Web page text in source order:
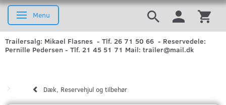
Skifte navigation
Menu
Trailersalg: Mikael Flasnes - Tlf. 26 71 50 66 - Reservedele:
Pernille Pedersen - Tlf. 21 45 51 71 Mail: trailer@mail.dk
Dæk, Reservehjul og tilbehør